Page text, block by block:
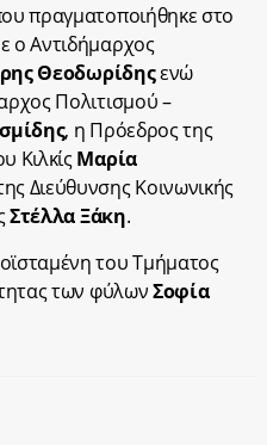
πραγματοποιήθηκε στο
ο Αντιδήμαρχος
Θεοδωρίδηςενώ
Πολιτισμού –
, η Πρόεδρος της
ΚιλκίςΜαρία
Διεύθυνσης Κοινωνικής
ΣτέλλαΞάκη.
του Τμήματος
των φύλωνΣοφία